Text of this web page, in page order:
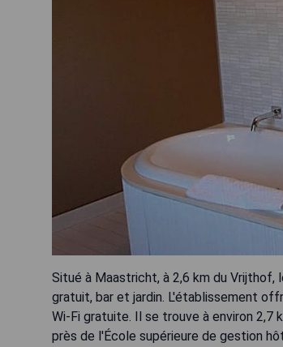
Situé à Maastricht, à 2,6 km du Vrijthof,
gratuit, bar et jardin. L'établissement
Wi-Fi gratuite. Il se trouve à environ 2,7
près de l'École supérieure de gestion